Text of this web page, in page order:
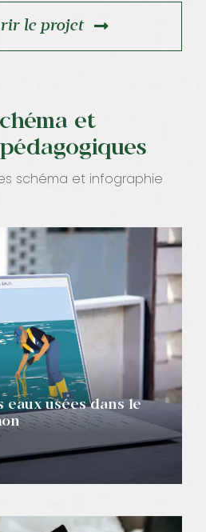
le projet
et
schéma et infographie
usées dans le